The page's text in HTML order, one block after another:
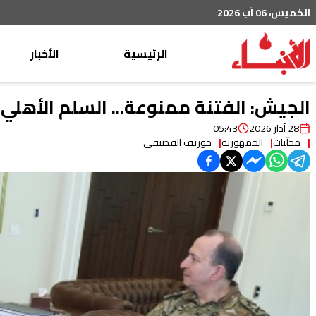
الخميس، 06 آب 2026
الرئيسية
الأخبار
محليات
عربي دولي
خاص
رياضة
من لبنان
ثقافة ومجتمع
منوعات
الجيش: الفتنة ممنوعة... السلم
28 آذار 2026 05:43
محلّيات الجمهورية جوزيف القصيفي